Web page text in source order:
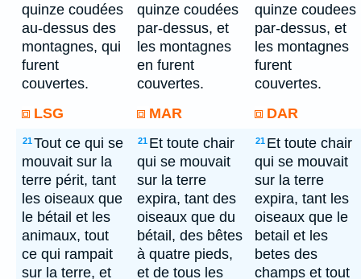
quinze coudées
au-dessus des
montagnes, qui
furent
couvertes.
quinze coudées
par-dessus, et
les montagnes
en furent
couvertes.
quinze coudees
par-dessus, et
les montagnes
furent
couvertes.
LSG
MAR DAR
21Tout ce qui se
mouvait sur la
terre périt, tant
les oiseaux que
le bétail et les
animaux, tout
ce qui rampait
sur la terre, et
21 Et toute chair
qui se mouvait
sur la terre
expira, tant des
oiseaux que du
bétail, des bêtes
à quatre pieds,
et de tous les
21 Et toute chair
qui se mouvait
sur la terre
expira, tant les
oiseaux que le
betail et les
betes des
champs et tout